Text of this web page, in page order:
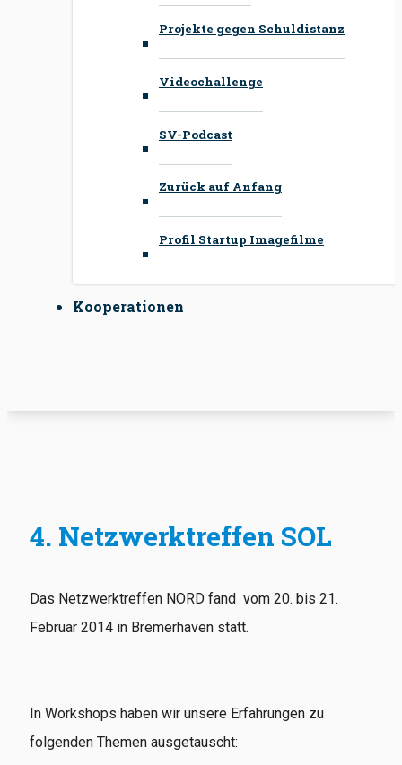
Projekte gegen Schuldistanz
Videochallenge
SV-Podcast
Zurück auf Anfang
Profil Startup Imagefilme
Kooperationen
4. Netzwerktreffen SOL
Das Netzwerktreffen NORD fand vom 20. bis 21.
Februar 2014 in Bremerhaven statt.
In Workshops haben wir unsere Erfahrungen zu
folgenden Themen ausgetauscht: